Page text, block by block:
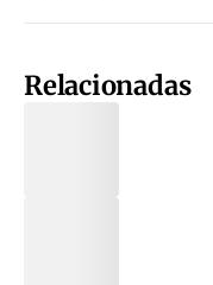
Relacionadas